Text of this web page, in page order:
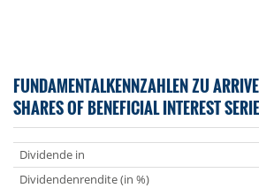
FUNDAMENTALKENNZAHLEN ZU
SHARES OF BENEFICIAL INTEREST
Dividende in
Dividendenrendite (in %)